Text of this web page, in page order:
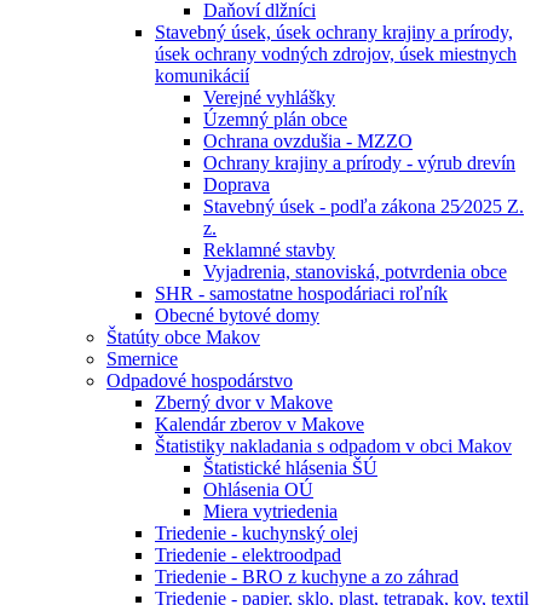
Daňoví dlžníci
Stavebný úsek, úsek ochrany krajiny a prírody,
úsek ochrany vodných zdrojov, úsek miestnych
komunikácií
Verejné vyhlášky
Územný plán obce
Ochrana ovzdušia - MZZO
Ochrany krajiny a prírody - výrub drevín
Doprava
Stavebný úsek - podľa zákona 25⁄2025 Z.
z.
Reklamné stavby
Vyjadrenia, stanoviská, potvrdenia obce
SHR - samostatne hospodáriaci roľník
Obecné bytové domy
Štatúty obce Makov
Smernice
Odpadové hospodárstvo
Zberný dvor v Makove
Kalendár zberov v Makove
Štatistiky nakladania s odpadom v obci Makov
Štatistické hlásenia ŠÚ
Ohlásenia OÚ
Miera vytriedenia
Triedenie - kuchynský olej
Triedenie - elektroodpad
Triedenie - BRO z kuchyne a zo záhrad
Triedenie - papier, sklo, plast, tetrapak, kov, textil